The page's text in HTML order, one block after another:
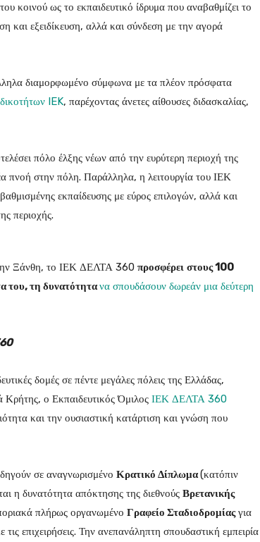
κοινού ως το εκπαιδευτικό ίδρυμα που αναβαθμίζει το
και εξειδίκευση, αλλά και σύνδεση με την αγορά
διαμορφωμένο σύμφωνα με τα πλέον πρόσφατα
IEK, παρέχοντας άνετες αίθουσες διδασκαλίας,
πόλο έλξης νέων από την ευρύτερη περιοχή της
πνοή στην πόλη. Παράλληλα, η λειτουργία του ΙΕΚ
εκπαίδευσης με εύρος επιλογών, αλλά και
περιοχής.
Ξάνθη, το ΙΕΚ ΔΕΛΤΑ 360 προσφέρει στους 100
του, τη δυνατότητανα σπουδάσουν δωρεάν μια δεύτερη
δομές σε πέντε μεγάλες πόλεις της Ελλάδας,
ο Εκπαιδευτικός Όμιλος ΙΕΚ ΔΕΛΤΑ 360
και την ουσιαστική κατάρτιση και γνώση που
σε αναγνωρισμένο Κρατικό Δίπλωμα(κατόπιν
η δυνατότητα απόκτησης της διεθνούς Βρετανικής
πλήρως οργανωμένο Γραφείο Σταδιοδρομίαςγια
επιχειρήσεις. Την ανεπανάληπτη σπουδαστική εμπειρία